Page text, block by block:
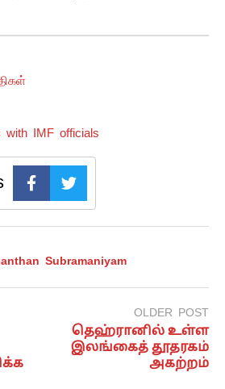
with IMF officials
Subramaniyam
OLDER POST
தெஹ்ரானில் உள்ள
இலங்கைத் தூதரகம்
அகற்றம்